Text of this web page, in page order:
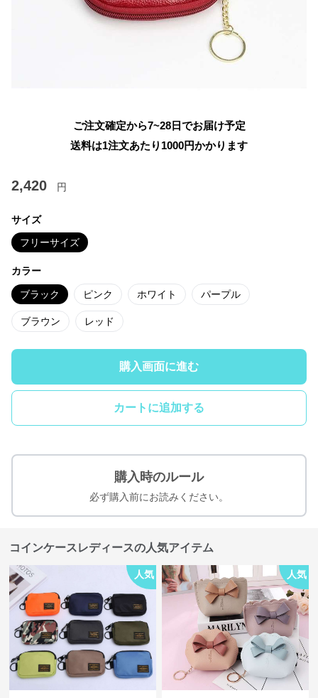
ご注文確定から7~28日でお届け予定
送料は1注文あたり 1000円かかります
2,420 円
サイズ
フリーサイズ
カラー
ブラック ピンク ホワイト パープル
ブラウン レッド
購入画面に進む
カートに追加する
購入時のルール
必ず購入前にお読みください。
コインケースレディースの人気アイテム
人気 人気